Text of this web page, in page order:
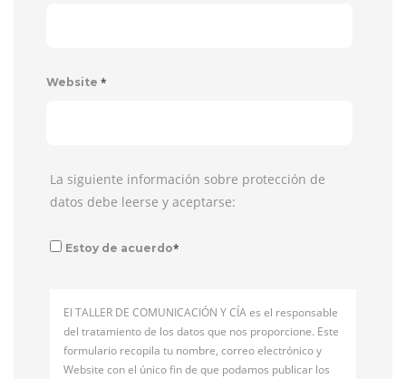
Website *
La siguiente información sobre protección de
datos debe leerse y aceptarse:
Estoy de acuerdo*
El TALLER DE COMUNICACIÓN Y CÍA es el responsable
del tratamiento de los datos que nos proporcione. Este
formulario recopila tu nombre, correo electrónico y
Website con el único fin de que podamos publicar los